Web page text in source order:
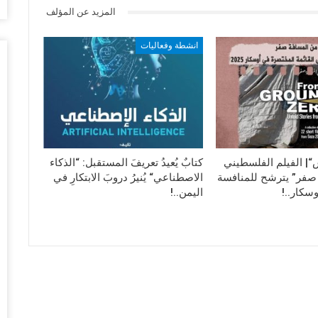
المزيد عن المؤلف
الفيلم الفلسطيني
يترشح للمنافسة
انشطة وفعاليات
كتابٌ يُعيدُ تعريفَ المستقبل: “الذكاء
الاصطناعي“ يُنيرُ دروبَ الابتكارِ في
اليمن..!